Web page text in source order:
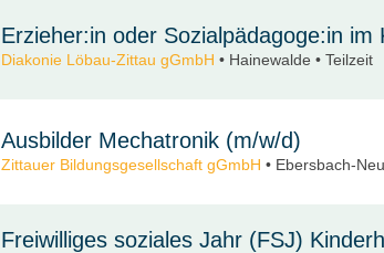
Erzieher:in oder Sozialpädagoge:in im
Diakonie Löbau-Zittau gGmbH • Hainewalde • Teilzeit
Ausbilder Mechatronik (m/w/d)
Zittauer Bildungsgesellschaft gGmbH • Ebersbach-
Freiwilliges soziales Jahr (FSJ)